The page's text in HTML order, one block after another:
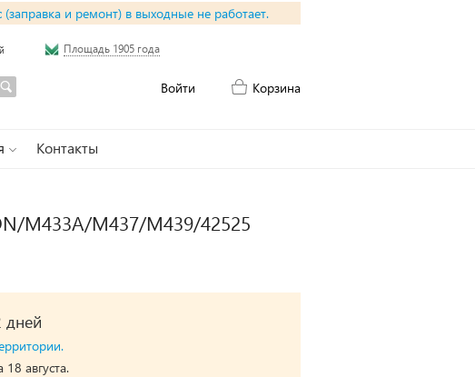
и ремонт) в выходные не работает.
Площадь 1905 года
Войти Корзина
Контакты
M433A/M437/M439/42525
дней
августа.